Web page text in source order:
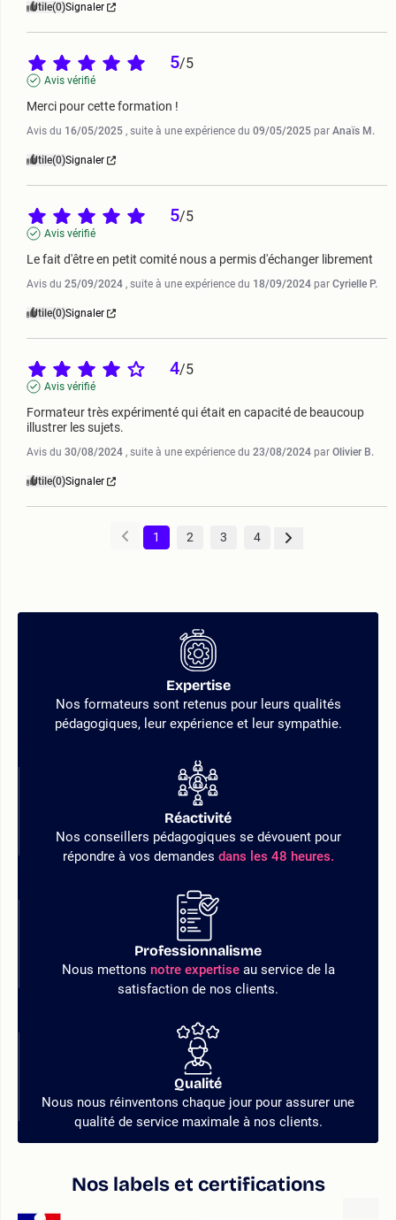
Utile(0)Signaler
5/5
Avis vérifié
Merci pour cette formation !
Avis du 16/05/2025 , suite à une expérience du 09/05/2025 par Anaïs M.
Utile(0)Signaler
5/5
Avis vérifié
Le fait d'être en petit comité nous a permis d'échanger librement
Avis du 25/09/2024 , suite à une expérience du 18/09/2024 par Cyrielle P.
Utile(0)Signaler
4/5
Avis vérifié
Formateur très expérimenté qui était en capacité de beaucoup
illustrer les sujets.
Avis du 30/08/2024 , suite à une expérience du 23/08/2024 par Olivier B.
Utile(0)Signaler
1 2 3 4
Expertise
Nos formateurs sont retenus pour leurs qualités
pédagogiques, leur expérience et leur sympathie.
Réactivité
Nos conseillers pédagogiques se dévouent pour
répondre à vos demandes dans les 48 heures.
Professionnalisme
Nous mettons notre expertiseau service de la
satisfaction de nos clients.
Qualité
Nous nous réinventons chaque jour pour assurer une
qualité de service maximale à nos clients.
Nos labels et certifications